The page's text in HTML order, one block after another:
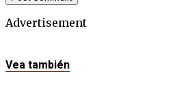
Advertisement
Vea también